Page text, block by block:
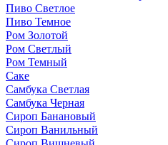
Пиво Светлое
Пиво Темное
Ром Золотой
Ром Светлый
Ром Темный
Саке
Самбука Светлая
Самбука Черная
Сироп Банановый
Сироп Ванильный